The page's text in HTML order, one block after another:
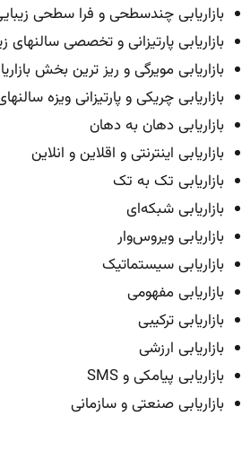
بازاریابی چندسطحی و فرا سطحی
بازاریابی پارتیزانی و تخصصی سالنهای
بازاریابی مویرگی و ریز ترین بخش
بازاریابی چریکی و پارتیزانی ویزه
بازاریابی دهان به دهان
بازاریابی اینترنتی و اقلاین و انلاین
بازاریابی تک به تک
بازاریابی شبکه‌ای
بازاریابی ویروس‌وار
بازاریابی سیستماتیک
بازاریابی مفهومی
بازاریابی ترکیبی
بازاریابی ارزشی
بازاریابی پیامکی و SMS
بازاریابی صنعتی و سازمانی